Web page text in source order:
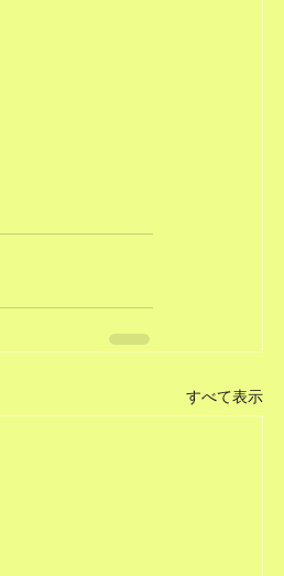
すべて表示